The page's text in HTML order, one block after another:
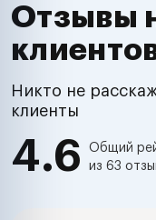
Отзывы
Никто не
клиенты
4.6
Общий
из 63